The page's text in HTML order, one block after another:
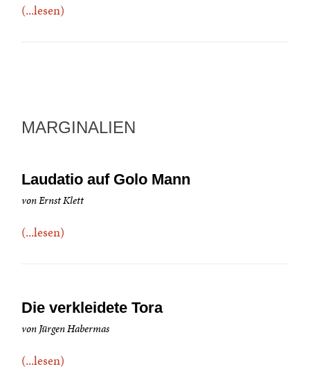
(...lesen)
MARGINALIEN
Laudatio auf Golo Mann
von Ernst Klett
(...lesen)
Die verkleidete Tora
von Jürgen Habermas
(...lesen)